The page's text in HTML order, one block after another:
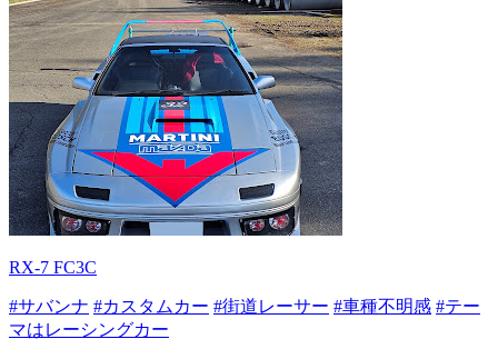
RX-7 FC3C
#サバンナ #カスタムカー #街道レーサー #車種不明感 #テー
マはレーシングカー